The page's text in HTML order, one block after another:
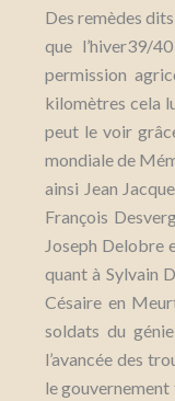
Des remèdes dits
que l’hiver39/
permission
kilomètres cela
peut le voir
mondiale de
ainsi Jean
François
Joseph Delobre
quant à Sylvain
Césaire en
soldats du
l’avancée des
le